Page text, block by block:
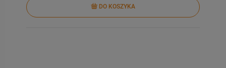
DO KOSZYKA
DO KOSZYKA